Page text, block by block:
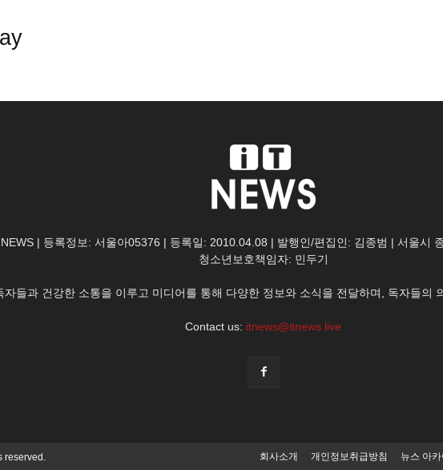
| 등록정보: 서울아05376 | 등록일: 2010.04.08 | 발행인/편집인: 김종범 | 서울시
청소년보호책임자: 민두기
자들과 건강한 소통을 이루고 미디어를 통해 다양한 정보와 소식을 전달하며, 독자들의
Contact us: itnews@itnews.live
회사소개 개인정보취급방침 뉴스 아
reserved.